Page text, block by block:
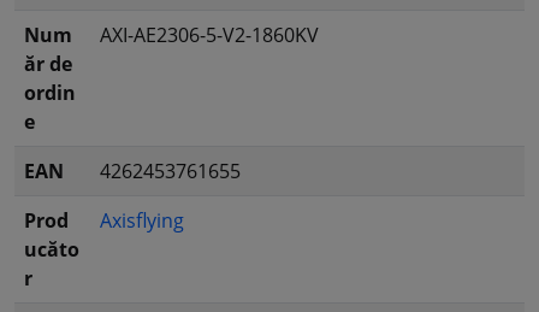
Num
ăr de
ordin
e
AXI-AE2306-5-V2-1860KV
EAN
4262453761655
Prod
ucăto
r
Axisflying